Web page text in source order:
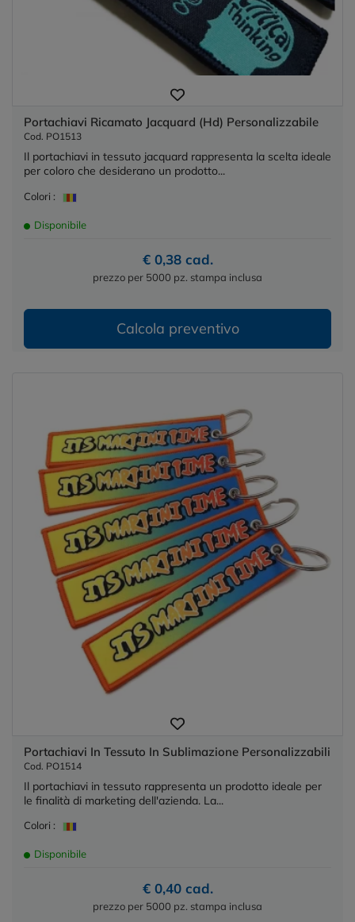
Portachiavi Ricamato Jacquard (Hd) Personalizzabile
Cod. PO1513
Il portachiavi in tessuto jacquard rappresenta la scelta ideale
per coloro che desiderano un prodotto...
Colori :
Disponibile
€ 0,38 cad.
prezzo per 5000 pz. stampa inclusa
Calcola preventivo
Portachiavi In Tessuto In Sublimazione Personalizzabili
Cod. PO1514
Il portachiavi in tessuto rappresenta un prodotto ideale per
le finalità di marketing dell'azienda. La...
Colori :
Disponibile
€ 0,40 cad.
prezzo per 5000 pz. stampa inclusa